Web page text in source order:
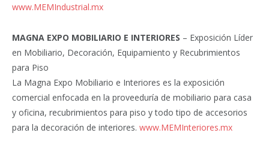
www.MEMIndustrial.mx
MAGNA EXPO MOBILIARIO E INTERIORES – Exposición Líder
en Mobiliario, Decoración, Equipamiento y Recubrimientos
para Piso
La Magna Expo Mobiliario e Interiores es la exposición
comercial enfocada en la proveeduría de mobiliario para casa
y oficina, recubrimientos para piso y todo tipo de accesorios
para la decoración de interiores. www.MEMInteriores.mx